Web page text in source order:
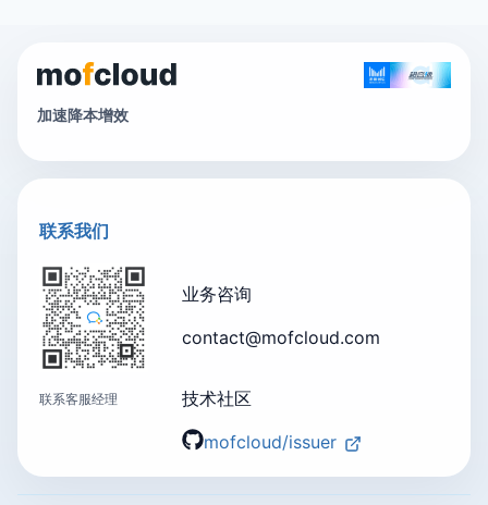
加速降本增效
联系我们
联系客服经理
业务咨询
contact@mofcloud.com
技术社区
mofcloud/issuer